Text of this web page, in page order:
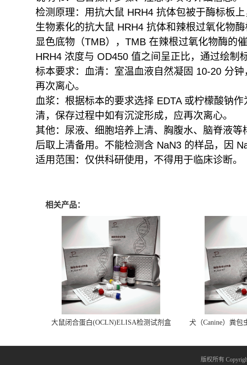
检测原理：用抗大鼠 HRH4 抗体包被于酶标板
生物素化的抗大鼠 HRH4 抗体和辣根过氧化物
显色底物（TMB），TMB 在辣根过氧化物酶的
HRH4 浓度与 OD450 值之间呈正比，通过绘制
标本要求：血清：室温血液自然凝固 10-20 分
再次离心。
血浆：根据标本的要求选择 EDTA 或柠檬酸钠
清，保存过程中如有沉淀形成，应再次离心。
其他：尿液、细胞培养上清、胸腹水、脑脊液
后取上清备用。不能检测含 NaN3 的样品，因
适用范围：仅供科研使用，不得用于临床诊断。
相关产品：
大鼠闭合蛋白(OCLN)ELISA检测试剂盒 犬（Canine）粪
版权所有